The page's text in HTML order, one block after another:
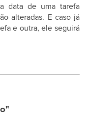
data de uma tarefa
alteradas. E caso já
e outra, ele seguirá